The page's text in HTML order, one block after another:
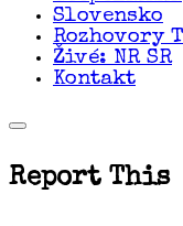
Slovensko
Rozhovory
Živé: NR SR
Kontakt
Report This